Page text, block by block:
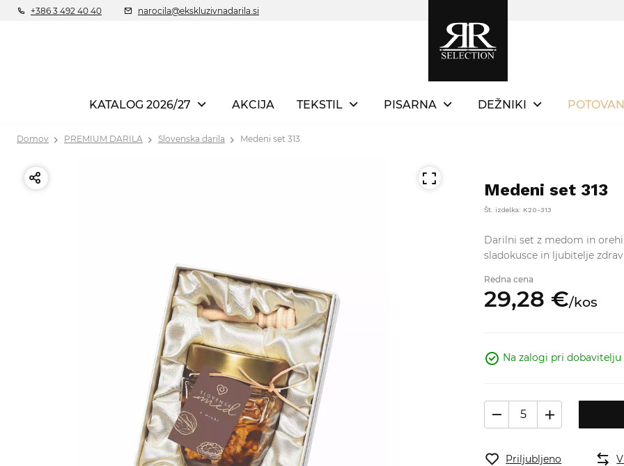
+386 3 492 40 40 narocila@ekskluzivnadarila.si
KATALOG 2026/27 AKCIJA TEKSTIL PISARNA DEŽNIKI
Domov PREMIUM DARILA Slovenska darila Medeni set 313
Medeni set 313
Št. izdelka: K20-313
Darilni set z medom in
sladokusce in ljubitelje
Redna cena
29,28 €/kos
Na zalogi pri dobavitelju
Priljubljeno